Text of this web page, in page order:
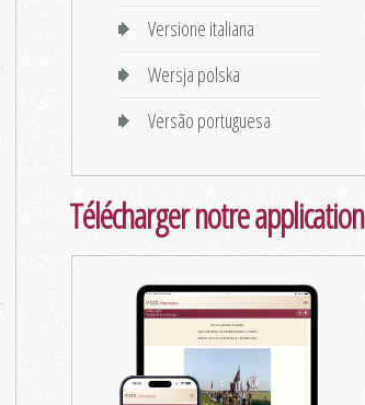
Versione italiana
Wersja polska
Versão portuguesa
Télécharger notre application